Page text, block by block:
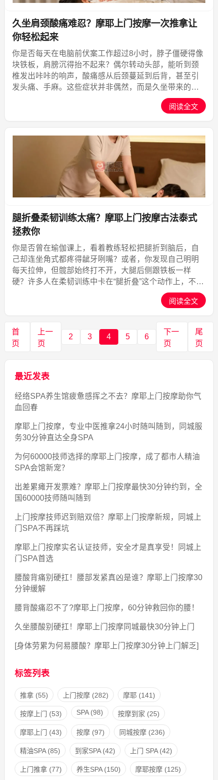
久坐肩颈酸痛难忍？摩耶上门按摩一次推拿让
你轻松起来
你是否每天在电脑前伏案工作超过8小时，脖子僵硬得像
块铁板，肩膀沉得抬不起来？偶尔转动头部，能听到颈
椎发出咔咔的响声，酸痛感从后颈蔓延到后背，甚至引
发头痛、手麻。这些症状并非偶然，而是久坐带来的肩
颈慢性劳损。很多人选择去理疗店排队，或者自己贴膏
药硬扛，但效果往往不尽如人意。有没有一种方式，既
阅读全文
腿折叠柔韧训练太痛？摩耶上门按摩古法泰式
拯救你
你是否曾在瑜伽课上，看着教练轻松把腿折到脑后，自
己却连坐角式都疼得龇牙咧嘴？或者，你发现自己明明
每天拉伸，但髋部始终打不开，大腿后侧跟铁板一样
硬？许多人在柔韧训练中卡在“腿折叠”这个动作上，不是
因为不够努力，而是肌肉和筋膜太紧张。这时候，一次
专业的古法泰式按摩，就能帮你突破瓶颈。今天，我们
阅读全文
首
页
上一
页
2 3 4 5 6
下一
页
尾
页
最近发表
经络SPA养生馆疲惫感挥之不去？摩耶上门按摩助你气
血回春
摩耶上门按摩，专业中医推拿24小时随叫随到，同城服
务30分钟直达全身SPA
为何60000技师选择的摩耶上门按摩，成了都市人精油
SPA会馆新宠？
出差累瘫开发票难？摩耶上门按摩最快30分钟约到，全
国60000技师随叫随到
上门按摩技师迟到赔双倍？摩耶上门按摩新规，同城上
门SPA不再踩坑
摩耶上门按摩实名认证技师，安全才是真享受！同城上
门SPA首选
腰酸背痛别硬扛！腰部发紧真凶是谁？摩耶上门按摩30
分钟缓解
腰背酸痛忍不了?摩耶上门按摩，60分钟救回你的腰！
久坐腰酸别硬扛！摩耶上门按摩同城最快30分钟上门
[身体劳累为何易腰酸？摩耶上门按摩30分钟上门解乏]
标签列表
推拿(55) 上门按摩(282) 摩耶(141)
按摩上门 (53) SPA(98) 按摩到家 (25)
摩耶上门 (43) 按摩(97) 同城按摩(236)
精油SPA(85) 到家SPA(42) 上门 SPA(42)
上门推拿(77) 养生SPA(150) 摩耶按摩(125)